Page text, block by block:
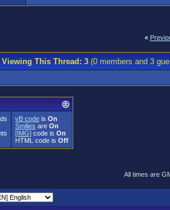
«
This Thread: 3(0 members and 3
vB code is On
Smilies are On
[IMG] code is On
HTML code is Off
All times are